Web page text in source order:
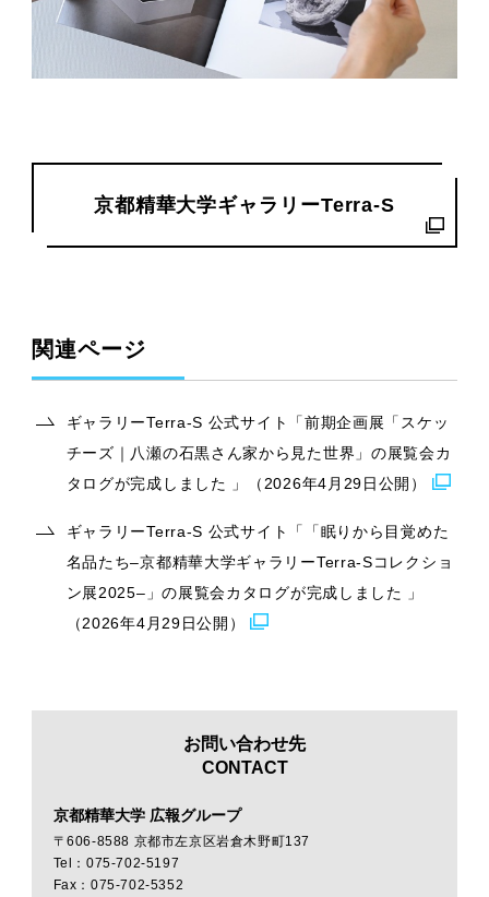
京都精華大学ギャラリーTerra-S
関連ページ
ギャラリーTerra-S 公式サイト「前期企画展「スケッ
チーズ｜八瀬の石黒さん家から見た世界」の展覧会カ
タログが完成しました 」（2026年4月29日公開）
ギャラリーTerra-S 公式サイト「「眠りから目覚めた
名品たち–京都精華大学ギャラリーTerra-Sコレクショ
ン展2025–」の展覧会カタログが完成しました 」
（2026年4月29日公開）
お問い合わせ先
CONTACT
京都精華大学 広報グループ
〒606-8588 京都市左京区岩倉木野町137
Tel：075-702-5197
Fax：075-702-5352